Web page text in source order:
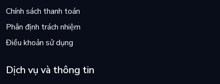
Chính sách thanh toán
Phân định trách nhiệm
Điều khoản sử dụng
Dịch vụ và thông tin